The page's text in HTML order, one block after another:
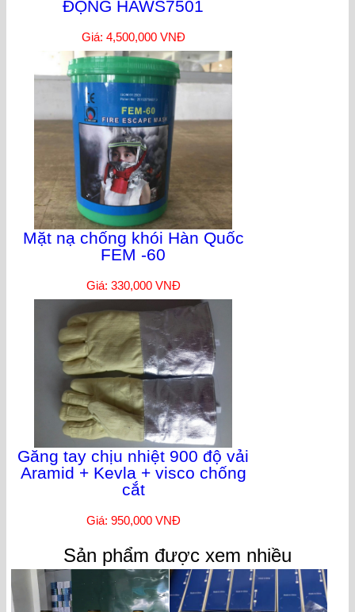
ĐỘNG HAWS7501
Giá: 4,500,000 VNĐ
Mặt nạ chống khói Hàn Quốc
FEM -60
Giá: 330,000 VNĐ
Găng tay chịu nhiệt 900 độ vải
Aramid + Kevla + visco chống
cắt
Giá: 950,000 VNĐ
Sản phẩm được xem nhiều